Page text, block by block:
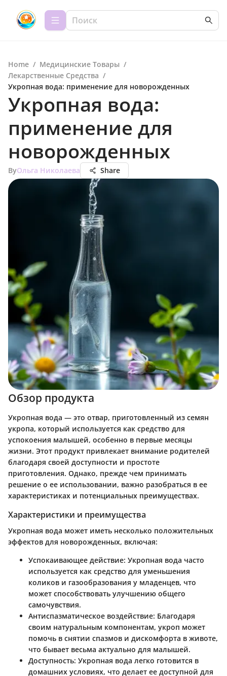
Home / Медицинские Товары /
Лекарственные Средства /
Укропная вода: применение для новорожденных
Укропная вода:
применение для
новорожденных
ByОльга Николаева Share
Обзор продукта
Укропная вода — это отвар, приготовленный из семян
укропа, который используется как средство для
успокоения малышей, особенно в первые месяцы
жизни. Этот продукт привлекает внимание родителей
благодаря своей доступности и простоте
приготовления. Однако, прежде чем принимать
решение о ее использовании, важно разобраться в ее
характеристиках и потенциальных преимуществах.
Характеристики и преимущества
Укропная вода может иметь несколько положительных
эффектов для новорожденных, включая:
Успокаивающее действие: Укропная вода часто
используется как средство для уменьшения
коликов и газообразования у младенцев, что
может способствовать улучшению общего
самочувствия.
Антиспазматическое воздействие: Благодаря
своим натуральным компонентам, укроп может
помочь в снятии спазмов и дискомфорта в животе,
что бывает весьма актуально для малышей.
Доступность: Укропная вода легко готовится в
домашних условиях, что делает ее доступной для